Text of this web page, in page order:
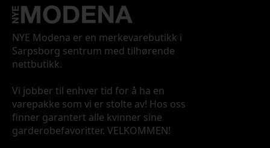
NYE Modena er en merkevarebutikk i
Sarpsborg sentrum med tilhørende
nettbutikk.
Vi jobber til enhver tid for å ha en
varepakke som vi er stolte av! Hos oss
finner garantert alle kvinner sine
garderobefavoritter. VELKOMMEN!